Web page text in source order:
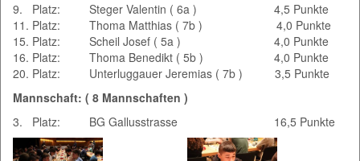
9. Platz: Steger Valentin ( 6a ) 4,5 Punkte
11. Platz: Thoma Matthias ( 7b ) 4,0 Punkte
15. Platz: Scheil Josef ( 5a ) 4,0 Punkte
16. Platz: Thoma Benedikt ( 5b ) 4,0 Punkte
20. Platz: Unterluggauer Jeremias ( 7b ) 3,5 Punkte
Mannschaft: ( 8 Mannschaften )
3. Platz: BG Gallusstrasse 16,5 Punkte